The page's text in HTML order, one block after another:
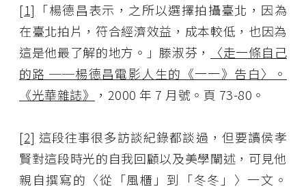
[1] 「楊德昌表示，之所以選擇拍攝臺北，因為
在臺北拍片，符合經濟效益，成本較低，也因為
這是他最了解的地方。」滕淑芬，
〈走一條自己
的路 ──楊德昌電影人生的《一一》告白〉。
《光華雜誌》
，2000 年 7 月號。頁 73-80。
[2] 這段往事很多訪談紀錄都談過，但要讀侯孝
賢對這段時光的自我回顧以及美學闡述，可見他
親自撰寫的〈從「風櫃」到「冬冬」〉一文。